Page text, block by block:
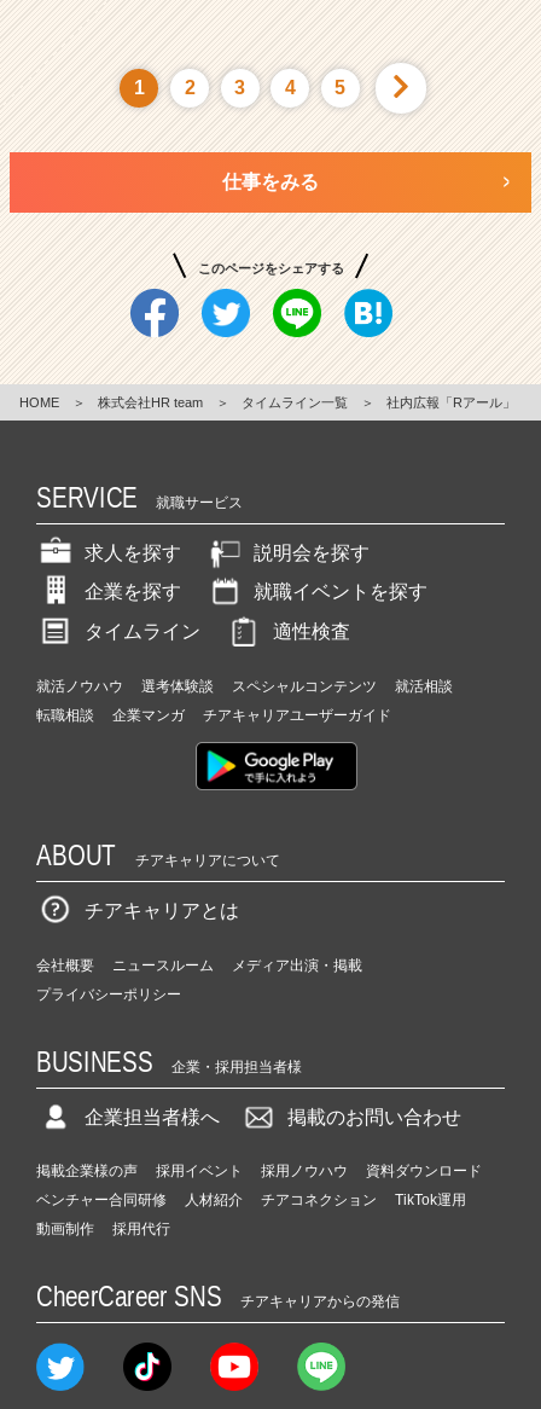
1 2 3 4 5
仕事をみる
このページをシェアする
HOME ＞ 株式会社HR team ＞ タイムライン一覧 ＞ 社内広報「Rアール」
SERVICE 就職サービス
求人を探す
説明会を探す
企業を探す
就職イベントを探す
タイムライン
適性検査
就活ノウハウ 選考体験談 スペシャルコンテンツ
就活相談
転職相談
企業マンガ チアキャリアユーザーガイド
ABOUT チアキャリアについて
チアキャリアとは
会社概要 ニュースルーム
メディア出演・掲載
プライバシーポリシー
BUSINESS 企業・採用担当者様
企業担当者様へ 掲載のお問い合わせ
掲載企業様の声 採用イベント 採用ノウハウ
資料ダウンロード
ベンチャー合同研修
人材紹介 チアコネクション
TikTok運用
動画制作
採用代行
CheerCareer SNS チアキャリアからの発信